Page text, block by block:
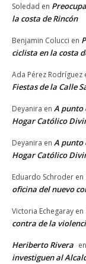
Soledad en
la costa de Rincón
Benjamin Colucci en
ciclista en la costa
Ada Pérez Rodríguez
Fiestas de la Calle
Deyanira en A punto
Hogar Católico
Deyanira en A punto
Hogar Católico
Eduardo Schroder en
oficina del nuevo
Victoria Echegaray en
contra de la
Heriberto Rivera en
investiguen al